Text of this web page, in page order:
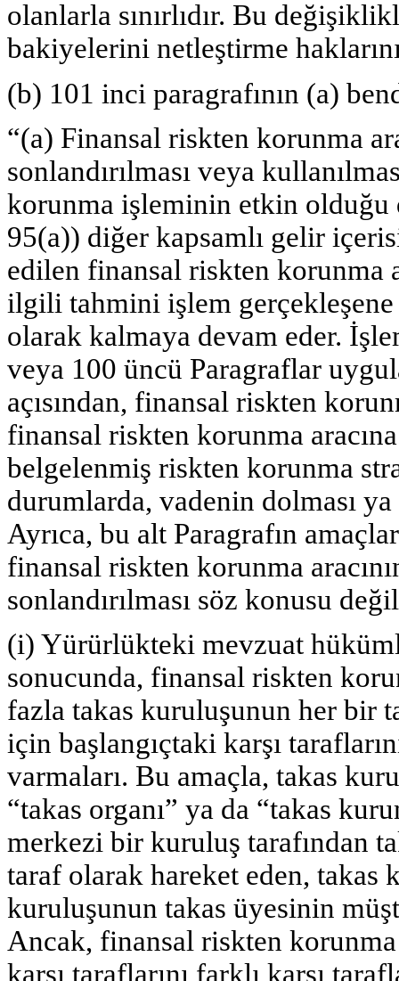
olanlarla sınırlıdır. Bu
bakiyelerini netleştirme
(b) 101 inci paragrafının (a)
“(a) Finansal riskten korunma
sonlandırılması veya
korunma işleminin etkin olduğu
95(a)) diğer kapsamlı gelir
edilen finansal riskten korunma
ilgili tahmini işlem
olarak kalmaya devam eder.
veya 100 üncü Paragraflar
açısından, finansal riskten
finansal riskten korunma
belgelenmiş riskten korunma
durumlarda, vadenin dolması
Ayrıca, bu alt Paragrafın
finansal riskten korunma
sonlandırılması söz konusu
(i) Yürürlükteki mevzuat
sonucunda, finansal riskten
fazla takas kuruluşunun her bir
için başlangıçtaki karşı
varmaları. Bu amaçla, takas
“takas organı” ya da “takas
merkezi bir kuruluş tarafından
taraf olarak hareket eden, takas
kuruluşunun takas üyesinin
Ancak, finansal riskten korunma
karşı taraflarını farklı karşı